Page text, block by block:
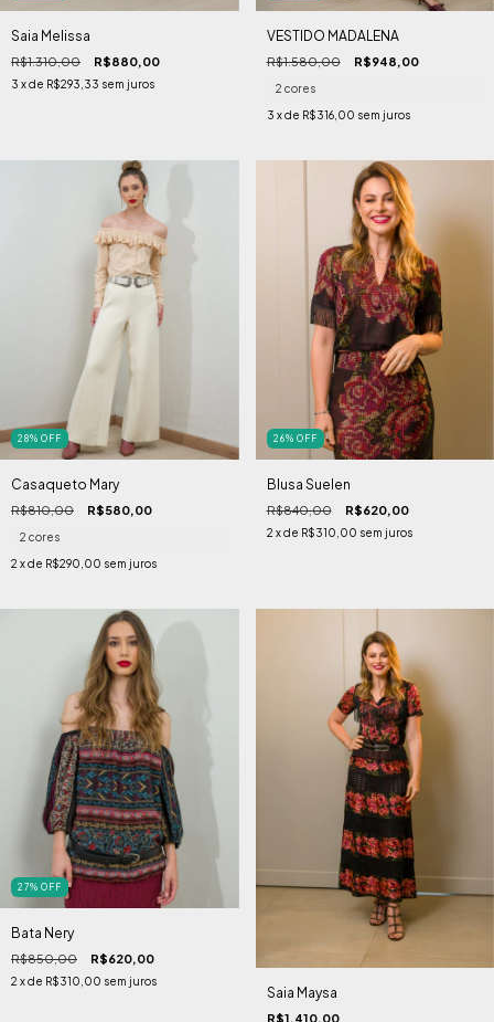
Saia Melissa
R$1.310,00 R$880,00
3 x de R$293,33 sem juros
VESTIDO MADALENA
R$1.580,00 R$948,00
2 cores
3 x de R$316,00 sem juros
28% OFF
Casaqueto Mary
R$810,00 R$580,00
2 cores
2 x de R$290,00 sem juros
26% OFF
Blusa Suelen
R$840,00 R$620,00
2 x de R$310,00 sem juros
27% OFF
Bata Nery
R$850,00 R$620,00
2 x de R$310,00 sem juros
Saia Maysa
R$1.410,00